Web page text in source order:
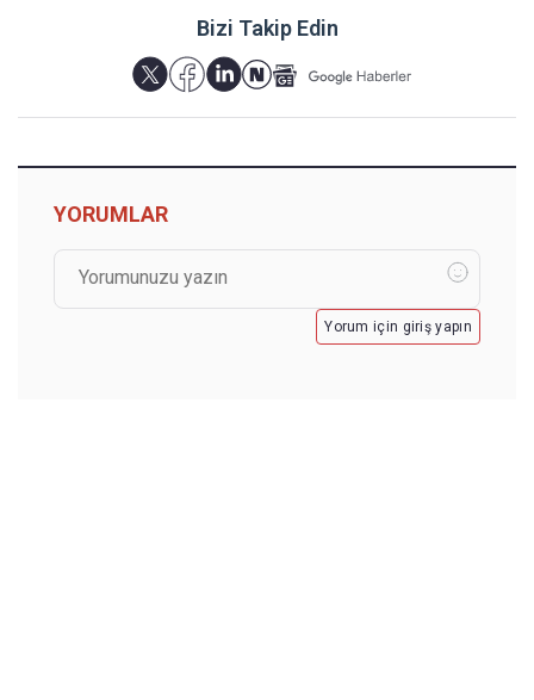
Bizi Takip Edin
YORUMLAR
Yorum için giriş yapın